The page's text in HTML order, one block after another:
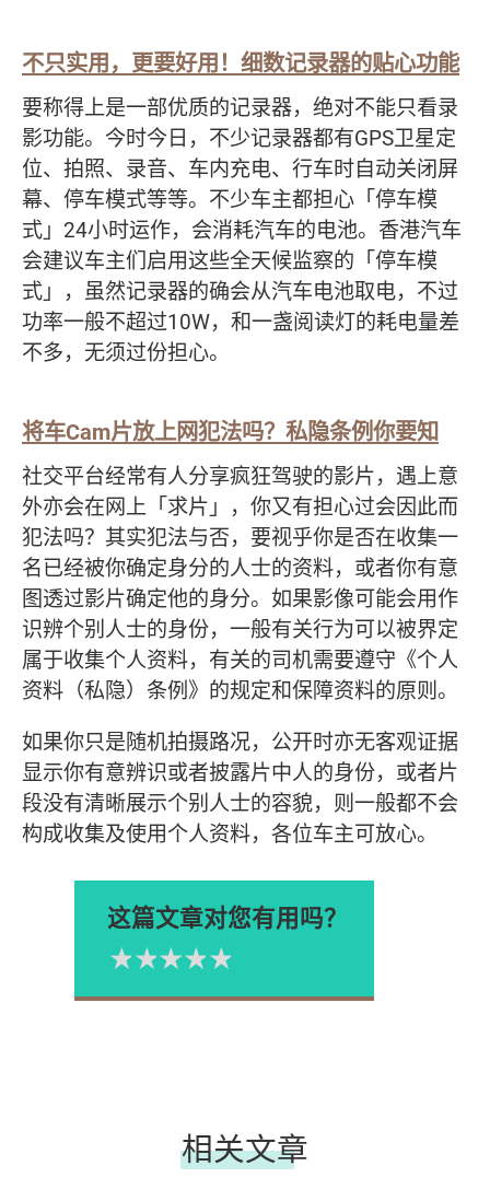
不只实用，更要好用！细数记录器的贴心功能
要称得上是一部优质的记录器，绝对不能只看录
影功能。今时今日，不少记录器都有GPS卫星定
位、拍照、录音、车内充电、行车时自动关闭屏
幕、停车模式等等。不少车主都担心「停车模
式」24小时运作，会消耗汽车的电池。香港汽车
会建议车主们启用这些全天候监察的「停车模
式」，虽然记录器的确会从汽车电池取电，不过
功率一般不超过10W，和一盏阅读灯的耗电量差
不多，无须过份担心。
将车Cam片放上网犯法吗？私隐条例你要知
社交平台经常有人分享疯狂驾驶的影片，遇上意
外亦会在网上「求片」，你又有担心过会因此而
犯法吗？其实犯法与否，要视乎你是否在收集一
名已经被你确定身分的人士的资料，或者你有意
图透过影片确定他的身分。如果影像可能会用作
识辨个别人士的身份，一般有关行为可以被界定
属于收集个人资料，有关的司机需要遵守《个人
资料（私隐）条例》的规定和保障资料的原则。
如果你只是随机拍摄路况，公开时亦无客观证据
显示你有意辨识或者披露片中人的身份，或者片
段没有清晰展示个别人士的容貌，则一般都不会
构成收集及使用个人资料，各位车主可放心。
这篇文章对您有用吗？
Please rate
4星
3星
2星
1星
相关文章